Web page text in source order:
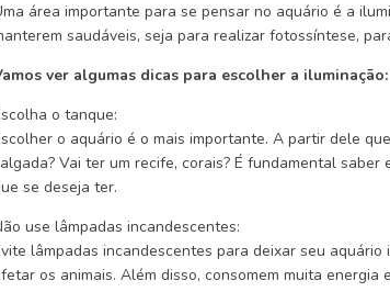
área importante para se pensar no aquário é a
saudáveis, seja para realizar fotossíntese,
ver algumas dicas para escolher a iluminação:
o tanque:
o aquário é o mais importante. A partir dele
Vai ter um recife, corais? É fundamental
se deseja ter.
use lâmpadas incandescentes:
lâmpadas incandescentes para deixar seu
os animais. Além disso, consomem muita energia